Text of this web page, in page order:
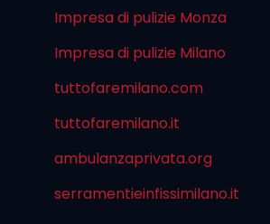
Impresa di pulizie Monza
Impresa di pulizie Milano
tuttofaremilano.com
tuttofaremilano.it
ambulanzaprivata.org
serramentieinfissimilano.it